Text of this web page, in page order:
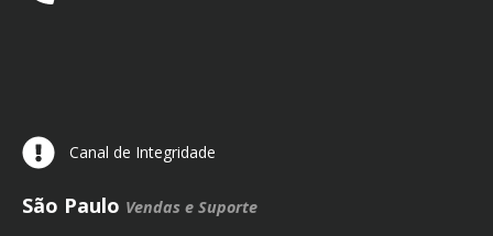
Canal de Integridade
São Paulo Vendas e Suporte